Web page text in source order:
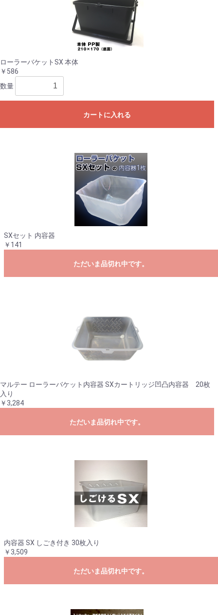
ローラーバケットSX 本体
￥586
数量
カートに入れる
SXセット 内容器
￥141
ただいま品切れ中です。
マルテー ローラーバケット内容器 SXカートリッジ凹凸内容器 20枚
入り
￥3,284
ただいま品切れ中です。
内容器 SX しごき付き 30枚入り
￥3,509
ただいま品切れ中です。